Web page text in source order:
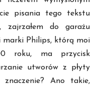
pisania tego tekstu
zajrzałem do garażu
marki Philips, którą moi
roku, ma przycisk
utworów z płyty
Ano takie,